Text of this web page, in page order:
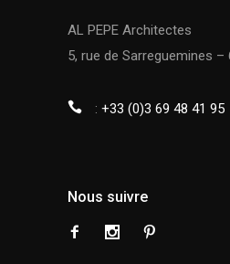
AL PEPE Architectes
5, rue de Sarreguemines
: +33 (0)3 69 48 41 95
Nous suivre